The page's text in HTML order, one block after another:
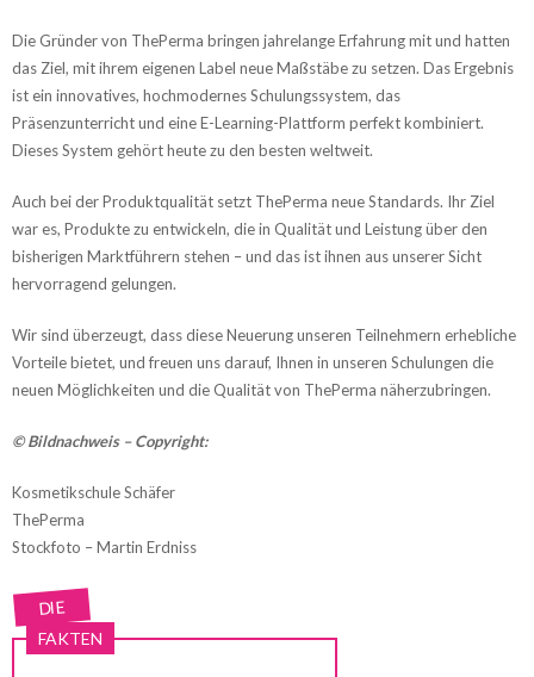
Die Gründer von ThePerma bringen jahrelange Erfahrung mit und hatten
das Ziel, mit ihrem eigenen Label neue Maßstäbe zu setzen. Das Ergebnis
ist ein innovatives, hochmodernes Schulungssystem, das
Präsenzunterricht und eine E-Learning-Plattform perfekt kombiniert.
Dieses System gehört heute zu den besten weltweit.
Auch bei der Produktqualität setzt ThePerma neue Standards. Ihr Ziel
war es, Produkte zu entwickeln, die in Qualität und Leistung über den
bisherigen Marktführern stehen – und das ist ihnen aus unserer Sicht
hervorragend gelungen.
Wir sind überzeugt, dass diese Neuerung unseren Teilnehmern erhebliche
Vorteile bietet, und freuen uns darauf, Ihnen in unseren Schulungen die
neuen Möglichkeiten und die Qualität von ThePerma näherzubringen.
© Bildnachweis – Copyright:
Kosmetikschule Schäfer
ThePerma
Stockfoto – Martin Erdniss
DIE
FAKTEN